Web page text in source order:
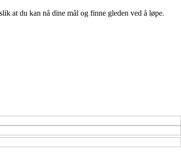
at du kan nå dine mål og finne gleden ved å løpe.